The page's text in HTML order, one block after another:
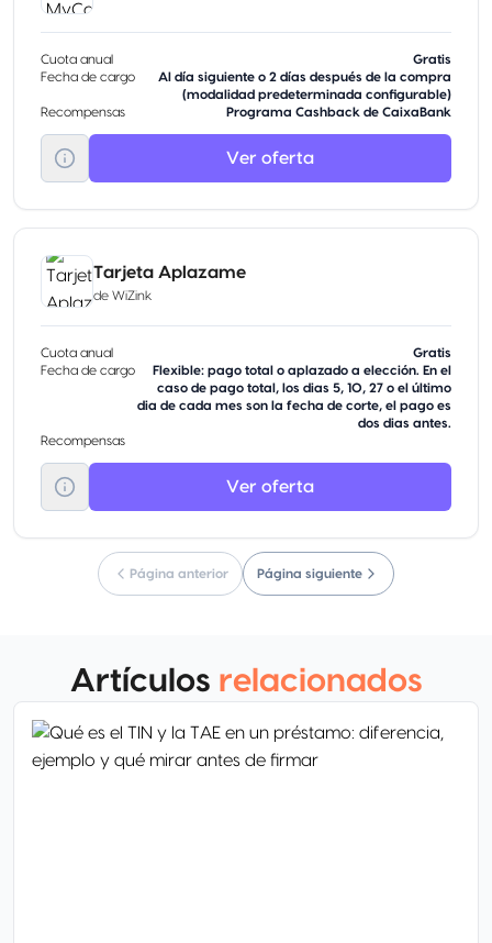
Cuota anual
Gratis
Fecha de cargo
Al día siguiente o 2 días después de la compra
(modalidad predeterminada configurable)
Recompensas
Programa Cashback de CaixaBank
Ver oferta
Tarjeta Aplazame
de WiZink
Cuota anual
Gratis
Fecha de cargo
Flexible: pago total o aplazado a elección. En el
caso de pago total, los dias 5, 10, 27 o el último
dia de cada mes son la fecha de corte, el pago es
dos dias antes.
Recompensas
Ver oferta
Página anterior Página siguiente
Artículos relacionados